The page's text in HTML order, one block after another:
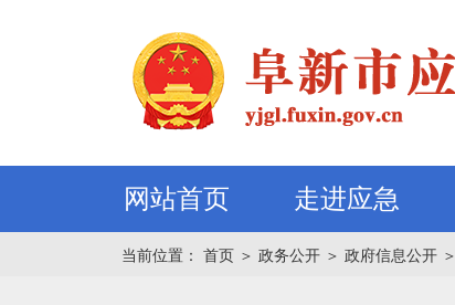
网站首页 走进应急
当前位置： 首页 ＞ 政务公开 ＞ 政府信息公开 ＞